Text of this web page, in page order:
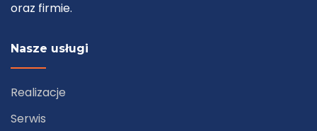
oraz firmie.
Nasze usługi
Realizacje
Serwis